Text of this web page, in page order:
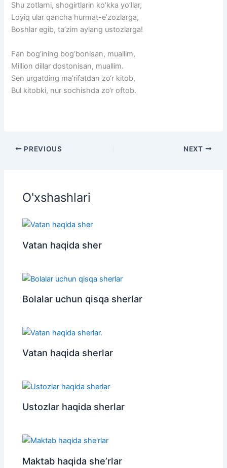
Shu zotlarni, shogirtlarin ko’kka yo’llar,
Loyiq ular qancha hurmat-e’zozlarga,
Boshlar egib, ta’zim aylang ustozlarga!
Fan bog‘ining bog‘bonisan, muallim,
Million dillar dostonisan, muallim.
Sen urgatding ma’rifatdan zo‘r kitob,
Bul kitobki, nur sochishda zo‘r oftob.
PREVIOUS NEXT
O'xshashlari
Vatan haqida sher
Bolalar uchun qisqa sherlar
Vatan haqida sherlar
Ustozlar haqida sherlar
Maktab haqida she’rlar